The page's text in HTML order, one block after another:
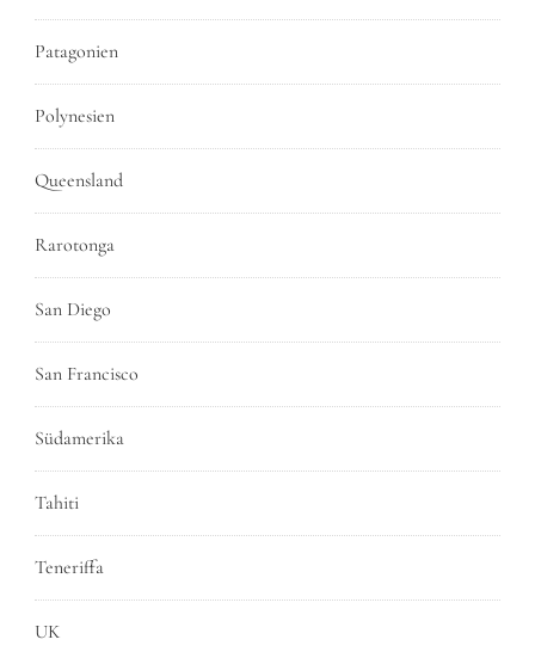
Patagonien
Polynesien
Queensland
Rarotonga
San Diego
San Francisco
Südamerika
Tahiti
Teneriffa
UK